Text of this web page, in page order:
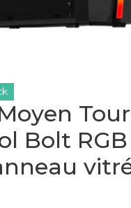
Bolt RGB